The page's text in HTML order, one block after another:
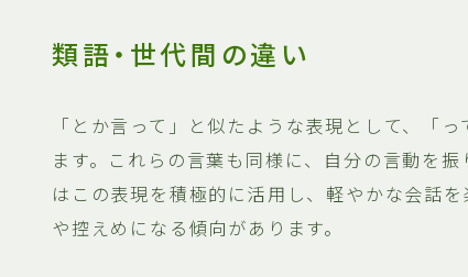
類語・世代間の違い
「とか言って」と似たような表現として、「
ます。これらの言葉も同様に、自分の言動を
はこの表現を積極的に活用し、軽やかな会話
や控えめになる傾向があります。